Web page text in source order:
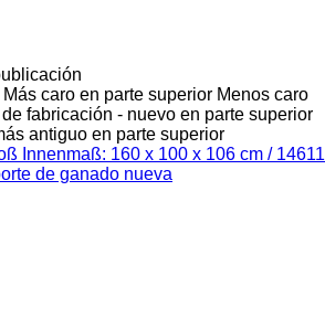
Más caro en parte superior Menos caro
fabricación - nuevo en parte superior
antiguo en parte superior